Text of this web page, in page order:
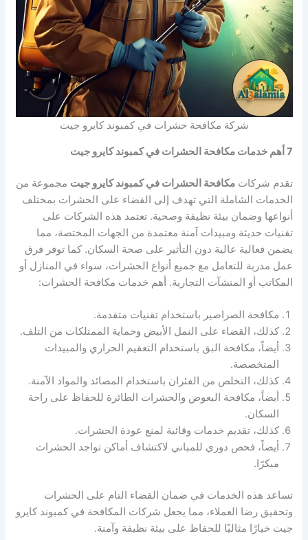
شركة مكافحة حشرات في كمبوند كايرو جيت
7 أهم خدمات مكافحة الحشرات في كمبوند كايرو جيت
تقدم شركاتمكافحة الحشرات في كمبوند كايرو جيت مجموعة من
الخدمات الشاملة التي تهدف إلى القضاء على الحشرات بمختلف
أنواعها وضمان بيئة نظيفة وصحية. تعتمد هذه الشركات على
تقنيات حديثة ومبيدات آمنة معتمدة من الجهات المختصة، مما
يضمن فعالية عالية دون التأثير على صحة السكان. كما توفر فرق
عمل مدربة للتعامل مع جميع أنواع الحشرات، سواء في المنازل أو
المكاتب أو المنشآت التجارية. أهم خدمات مكافحة الحشرات:
مكافحة الصراصير باستخدام تقنيات متقدمة.
كذلك، القضاء على النمل الأبيض وحماية الممتلكات من التلف.
أيضاً، مكافحة البق باستخدام التعقيم الحراري والمبيدات
المتخصصة.
كذلك، التخلص من الفئران باستخدام المصائد والمواد الآمنة.
أيضاً، مكافحة البعوض والحشرات الطائرة للحفاظ على راحة
السكان.
كذلك، تقديم خدمات وقائية لمنع عودة الحشرات.
أيضاً، فحص دوري للمباني لاكتشاف أماكن تواجد الحشرات
مبكرًا.
تساعد هذه الخدمات في ضمان القضاء التام على الحشرات
وتحقيق رضا العملاء، مما يجعل شركات المكافحة في كمبوند كايرو
جيت خيارًا مثاليًا للحفاظ على بيئة نظيفة وآمنة.